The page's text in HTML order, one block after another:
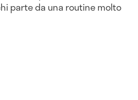
parte da una routine molto